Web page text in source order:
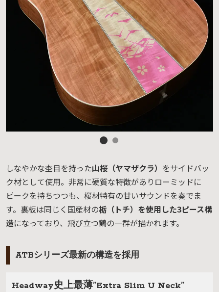
しなやかな杢目を持った山桜（ヤマザクラ） をサイドバッ
ク材として使用。非常に硬質な特徴がありローミッドに
ピークを持ちつつも、桜材特有の甘いサウンドを奏でま
す。裏板は同じく国産材の栃（トチ）を使用した3ピース構
造になっており、飛び立つ鶴の一群が描かれます。
ATBシリーズ最新の構造を採用
Headway史上最薄”Extra Slim U Neck”